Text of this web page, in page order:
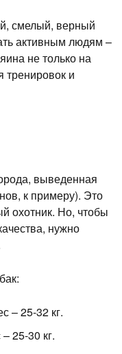
смелый, верный
активным людям –
не только на
тренировок и
выведенная
к примеру). Это
охотник. Но, чтобы
нужно
– 25-32 кг.
25-30 кг.